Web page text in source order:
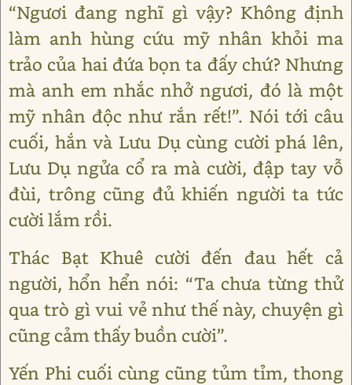
“Ngươi đang nghĩ gì vậy? Không định
làm anh hùng cứu mỹ nhân khỏi ma
trảo của hai đứa bọn ta đấy chứ? Nhưng
mà anh em nhắc nhở ngươi, đó là một
mỹ nhân độc như rắn rết!”. Nói tới câu
cuối, hắn và Lưu Dụ cùng cười phá lên,
Lưu Dụ ngửa cổ ra mà cười, đập tay vỗ
đùi, trông cũng đủ khiến người ta tức
cười lắm rồi.
Thác Bạt Khuê cười đến đau hết cả
người, hổn hển nói: “Ta chưa từng thử
qua trò gì vui vẻ như thế này, chuyện gì
cũng cảm thấy buồn cười”.
Yến Phi cuối cùng cũng tủm tỉm, thong